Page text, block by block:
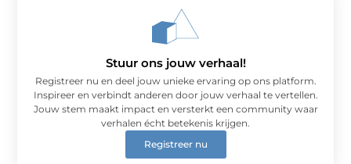
Stuur ons jouw verhaal!
Registreer nu en deel jouw unieke ervaring op ons platform.
Inspireer en verbindt anderen door jouw verhaal te vertellen.
Jouw stem maakt impact en versterkt een community waar
verhalen écht betekenis krijgen.
Registreer nu